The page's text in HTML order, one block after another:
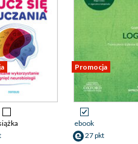
Promocja
ebook
27 pkt